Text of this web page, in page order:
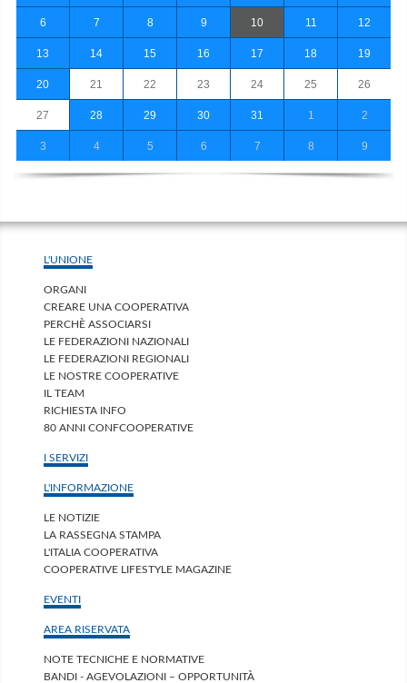
6 7 8 9 10 11 12
13 14 15 16 17 18 19
20 21 22 23 24 25 26
27 28 29 30 31 1 2
3 4 5 6 7 8 9
L'UNIONE
ORGANI
CREARE UNA COOPERATIVA
PERCHÈ ASSOCIARSI
LE FEDERAZIONI NAZIONALI
LE FEDERAZIONI REGIONALI
LE NOSTRE COOPERATIVE
IL TEAM
RICHIESTA INFO
80 ANNI CONFCOOPERATIVE
I SERVIZI
L'INFORMAZIONE
LE NOTIZIE
LA RASSEGNA STAMPA
L'ITALIA COOPERATIVA
COOPERATIVE LIFESTYLE MAGAZINE
EVENTI
AREA RISERVATA
NOTE TECNICHE E NORMATIVE
BANDI - AGEVOLAZIONI – OPPORTUNITÀ